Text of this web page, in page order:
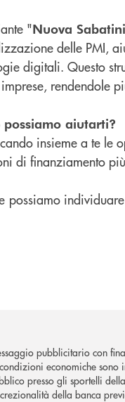
"Nuova
delle PMI,
digitali. Questo
rendendole
possiamo aiutarti?
insieme a te le
di finanziamento
possiamo
pubblicitario con
economiche
presso gli sportelli
della banca